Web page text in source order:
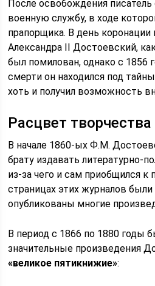
После освобождения писатель
военную службу, в ходе
прапорщика. В день коронации
Александра II Достоевский,
был помилован, однако с 1856
смерти он находился под
хоть и получил возможность
Расцвет творчества
В начале 1860-ых Ф.М.
брату издавать литературно-
из-за чего и сам приобщился к
страницах этих журналов
опубликованы многие
В период с 1866 по 1880 годы
значительные произведения
«великое пятикнижие»: